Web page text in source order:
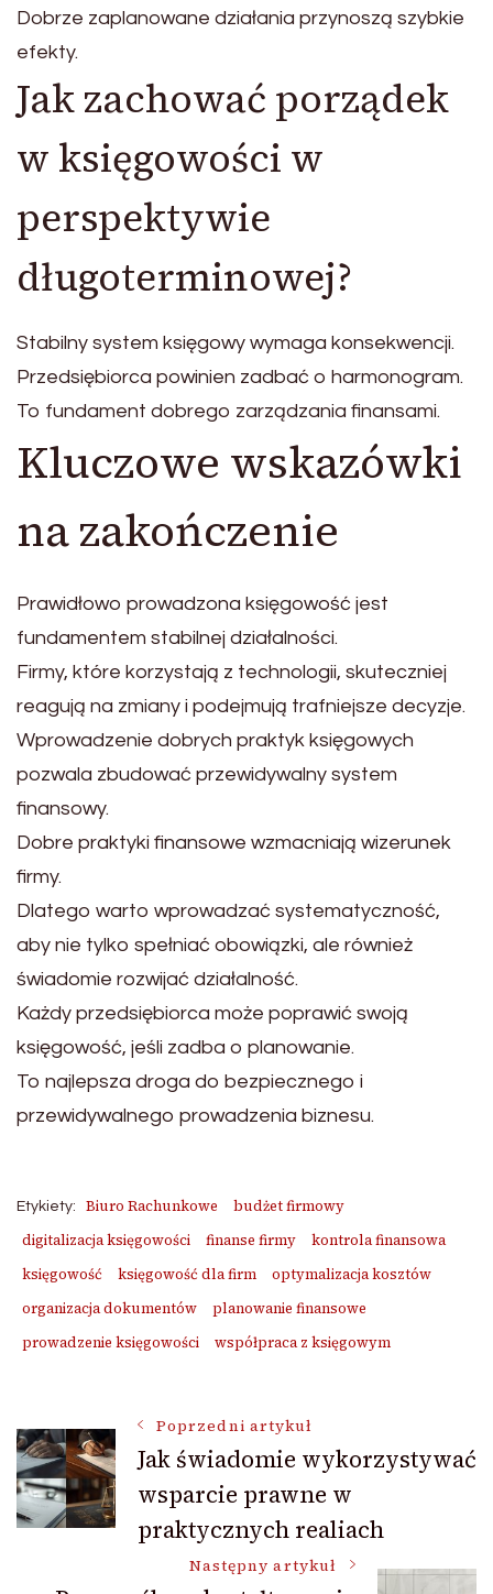
Dobrze zaplanowane działania przynoszą szybkie
efekty.
Jak zachować porządek
w księgowości w
perspektywie
długoterminowej?
Stabilny system księgowy wymaga konsekwencji.
Przedsiębiorca powinien zadbać o harmonogram.
To fundament dobrego zarządzania finansami.
Kluczowe wskazówki
na zakończenie
Prawidłowo prowadzona księgowość jest
fundamentem stabilnej działalności.
Firmy, które korzystają z technologii, skuteczniej
reagują na zmiany i podejmują trafniejsze decyzje.
Wprowadzenie dobrych praktyk księgowych
pozwala zbudować przewidywalny system
finansowy.
Dobre praktyki finansowe wzmacniają wizerunek
firmy.
Dlatego warto wprowadzać systematyczność,
aby nie tylko spełniać obowiązki, ale również
świadomie rozwijać działalność.
Każdy przedsiębiorca może poprawić swoją
księgowość, jeśli zadba o planowanie.
To najlepsza droga do bezpiecznego i
przewidywalnego prowadzenia biznesu.
Etykiety: Biuro Rachunkowe
budżet firmowy
digitalizacja księgowości
finanse firmy
kontrola finansowa
księgowość
księgowość dla firm
optymalizacja kosztów
organizacja dokumentów
planowanie finansowe
prowadzenie księgowości
współpraca z księgowym
Nawigacja
wpisu
Poprzedni artykuł
Jak świadomie wykorzystywać
wsparcie prawne w
praktycznych realiach
Następny artykuł